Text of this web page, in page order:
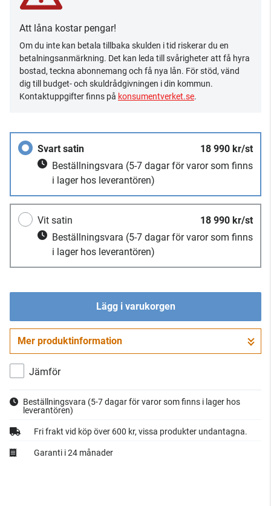
Att låna kostar pengar!
Om du inte kan betala tillbaka skulden i tid riskerar du en
betalningsanmärkning. Det kan leda till svårigheter att få hyra
bostad, teckna abonnemang och få nya lån. För stöd, vänd
dig till budget- och skuldrådgivningen i din kommun.
Kontaktuppgifter finns på konsumentverket.se.
Svart satin
18 990 kr/st
Beställningsvara (5-7 dagar för varor som finns
i lager hos leverantören)
Vit satin
18 990 kr/st
Beställningsvara (5-7 dagar för varor som finns
i lager hos leverantören)
Lägg i varukorgen
Gå till kassan
Mer produktinformation
Jämför
Beställningsvara (5-7 dagar för varor som finns i lager hos
leverantören)
Fri frakt vid köp över 600 kr, vissa produkter undantagna.
Garanti i 24 månader